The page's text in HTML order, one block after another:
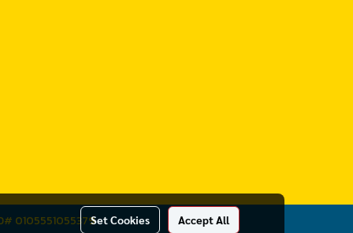
0105551055379Set Cookies Accept All